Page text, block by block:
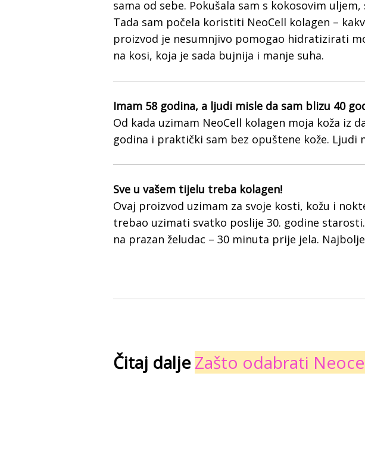
sama od sebe. Pokušala sam s kokosovim
Tada sam počela koristiti NeoCell kolagen –
proizvod je nesumnjivo pomogao hidratizirati
na kosi, koja je sada bujnija i manje suha.
Imam 58 godina, a ljudi misle da sam blizu 40
Od kada uzimam NeoCell kolagen moja koža iz
godina i praktički sam bez opuštene kože. Ljudi
Sve u vašem tijelu treba kolagen!
Ovaj proizvod uzimam za svoje kosti, kožu i
trebao uzimati svatko poslije 30. godine
na prazan želudac – 30 minuta prije jela.
Čitaj dalje Zašto odabrati